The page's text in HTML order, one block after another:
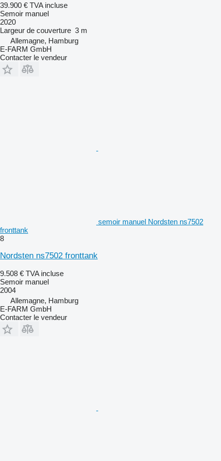
39.900 € TVA incluse
Semoir manuel
2020
Largeur de couverture 3 m
Allemagne, Hamburg
E-FARM GmbH
Contacter le vendeur
semoir manuel Nordsten ns7502
fronttank
8
Nordsten ns7502 fronttank
9.508 € TVA incluse
Semoir manuel
2004
Allemagne, Hamburg
E-FARM GmbH
Contacter le vendeur